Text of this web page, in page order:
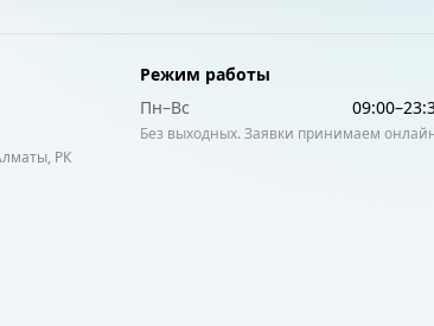
РК
Режим работы
Пн–Вс
09:00–
Без выходных. Заявки принимаем